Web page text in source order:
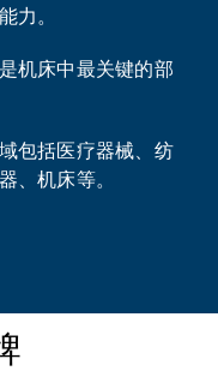
力。
机床中最关键的部
包括医疗器械、纺
、机床等。